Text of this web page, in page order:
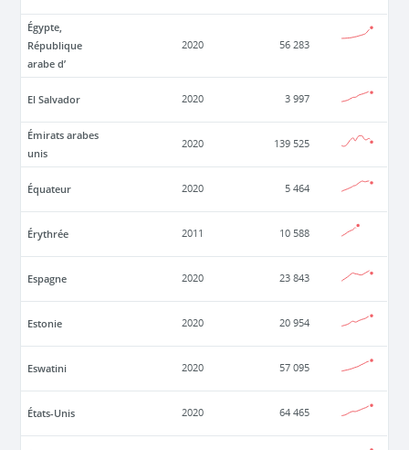
Égypte,
République
arabe d’
2020 56 283
El Salvador 2020 3 997
Émirats arabes
unis
2020 139 525
Équateur 2020 5 464
Érythrée 2011 10 588
Espagne 2020 23 843
Estonie 2020 20 954
Eswatini 2020 57 095
États-Unis 2020 64 465